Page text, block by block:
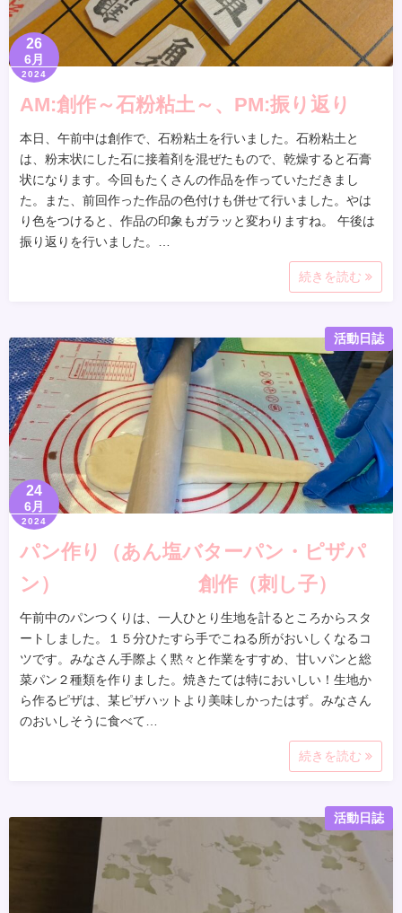
26
6月
2024
AM:創作～石粉粘土～、PM:振り返り
本日、午前中は創作で、石粉粘土を行いました。石粉粘土と
は、粉末状にした石に接着剤を混ぜたもので、乾燥すると石膏
状になります。今回もたくさんの作品を作っていただきまし
た。また、前回作った作品の色付けも併せて行いました。やは
り色をつけると、作品の印象もガラッと変わりますね。 午後は
振り返りを行いました。…
続きを読む
活動日誌
24
6月
2024
パン作り（あん塩バターパン・ピザパ
ン） 創作（刺し子）
午前中のパンつくりは、一人ひとり生地を計るところからスタ
ートしました。１５分ひたすら手でこねる所がおいしくなるコ
ツです。みなさん手際よく黙々と作業をすすめ、甘いパンと総
菜パン２種類を作りました。焼きたては特においしい！生地か
ら作るピザは、某ピザハットより美味しかったはず。みなさん
のおいしそうに食べて…
続きを読む
活動日誌